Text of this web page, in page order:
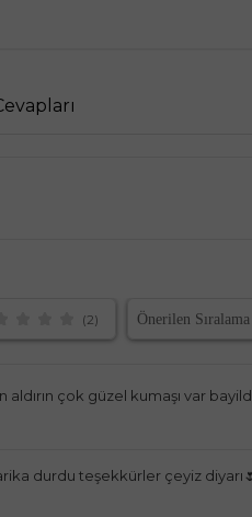
(2)
çok güzel kumaşı var
durdu teşekkürler çeyiz